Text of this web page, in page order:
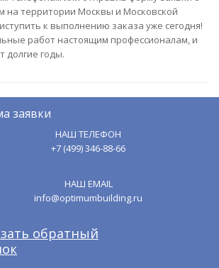
на территории Москвы и Московской
к выполнению заказа уже сегодня!
работ настоящим профессионалам, и
долгие годы.
заявки
НАШ ТЕЛЕФОН
+7 (499) 346-88-66
НАШ EMAIL
info@optimumbuilding.ru
обратный